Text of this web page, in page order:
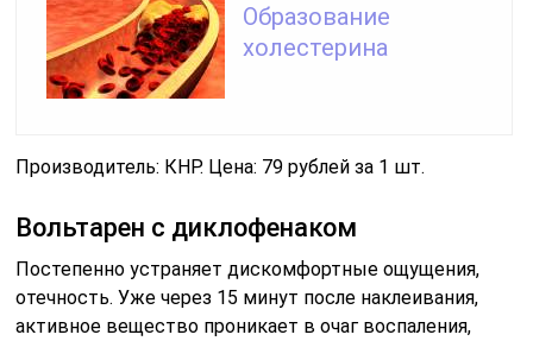
Образование
холестерина
Производитель: КНР. Цена: 79 рублей за 1 шт.
Вольтарен с диклофенаком
Постепенно устраняет дискомфортные ощущения,
отечность. Уже через 15 минут после наклеивания,
активное вещество проникает в очаг воспаления,